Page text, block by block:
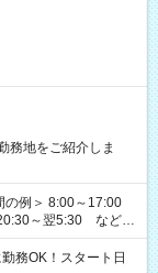
務地をご紹介しま
の例＞ 8:00～17:00
～翌5:30 など ★
業なし、交替制など
務OK！スタート日